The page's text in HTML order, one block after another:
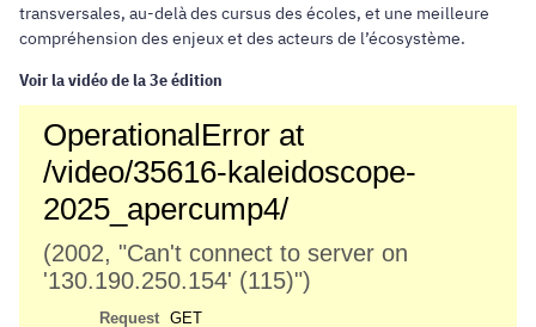
transversales, au-delà des cursus des écoles, et une meilleure
compréhension des enjeux et des acteurs de l’écosystème.
Voir la vidéo de la 3e édition